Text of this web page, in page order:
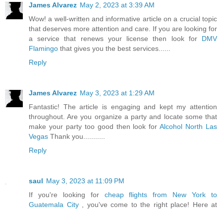
James Alvarez May 2, 2023 at 3:39 AM
Wow! a well-written and informative article on a crucial topic
that deserves more attention and care. If you are looking for
a service that renews your license then look for DMV
Flamingo that gives you the best services......
Reply
James Alvarez May 3, 2023 at 1:29 AM
Fantastic! The article is engaging and kept my attention
throughout. Are you organize a party and locate some that
make your party too good then look forAlcohol North Las
Vegas Thank you...........
Reply
saul May 3, 2023 at 11:09 PM
If you're looking for cheap flights from New York to
Guatemala City
, you've come to the right place! Here at